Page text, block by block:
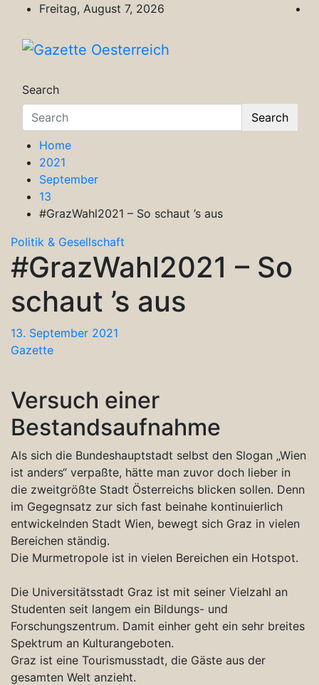
content
Freitag, August 7, 2026
Search
Search
Home
2021
September
13
#GrazWahl2021 – So schaut ’s aus
Politik & Gesellschaft
#GrazWahl2021 – So
schaut ’s aus
13. September 2021
Gazette
Versuch einer
Bestandsaufnahme
Als sich die Bundeshauptstadt selbst den Slogan „Wien
ist anders“ verpaßte, hätte man zuvor doch lieber in
die zweitgrößte Stadt Österreichs blicken sollen. Denn
im Gegegnsatz zur sich fast beinahe kontinuierlich
entwickelnden Stadt Wien, bewegt sich Graz in vielen
Bereichen ständig.
Die Murmetropole ist in vielen Bereichen ein Hotspot.
Die Universitätsstadt Graz ist mit seiner Vielzahl an
Studenten seit langem ein Bildungs- und
Forschungszentrum. Damit einher geht ein sehr breites
Spektrum an Kulturangeboten.
Graz ist eine Tourismusstadt, die Gäste aus der
gesamten Welt anzieht.